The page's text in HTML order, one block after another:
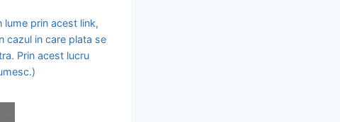
prin acest link,
cazul in care plata se
Prin acest lucru